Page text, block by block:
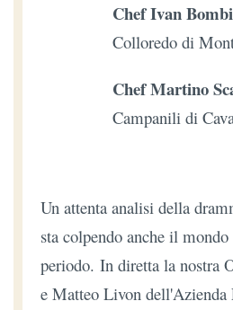
Chef Ivan
Colloredo di
Chef Martino
Campanili di
Un attenta analisi della
sta colpendo anche il
periodo. In diretta la nostra
e Matteo Livon